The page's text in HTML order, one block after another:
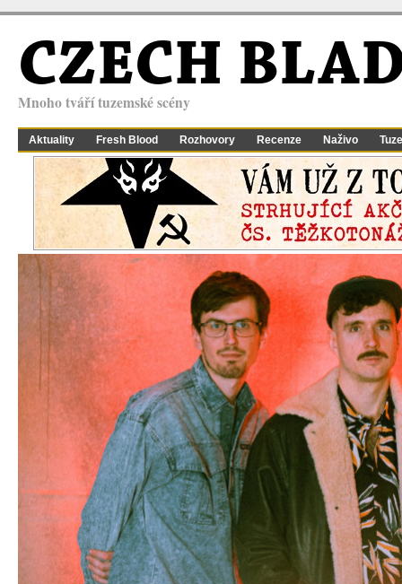
CZECH
Mnoho tváří tuzemské scény
Aktuality Fresh Blood Rozhovory Recenze Naživo